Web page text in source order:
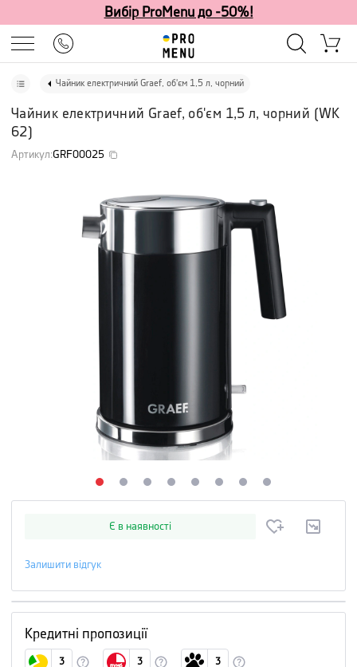
Вибір ProMenu до -50%!
Чайник електричний Graef, об'єм 1,5 л, чорний
Чайник електричний Graef, об'єм 1,5 л, чорний (WK
62)
Артикул:GRF00025
Є в наявності
Залишити відгук
Кредитні пропозиції
3 3 3